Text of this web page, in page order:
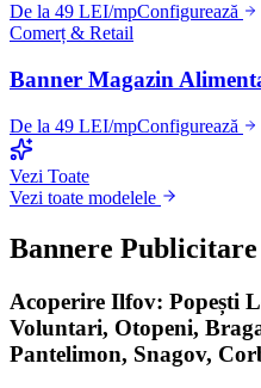
De la 49 LEI/mpConfigurează
Comerț & Retail
Banner Magazin
De la 49 LEI/mpConfigurează
Vezi Toate
Vezi toate modelele
Bannere
Acoperire Ilfov: Popești
Voluntari, Otopeni,
Pantelimon, Snagov,